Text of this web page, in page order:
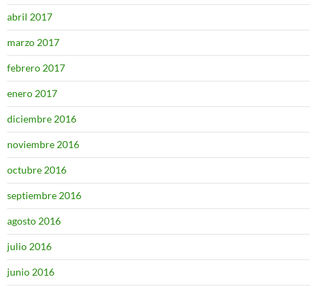
abril 2017
marzo 2017
febrero 2017
enero 2017
diciembre 2016
noviembre 2016
octubre 2016
septiembre 2016
agosto 2016
julio 2016
junio 2016